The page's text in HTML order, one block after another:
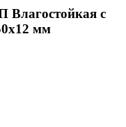
Влагостойкая с
мм